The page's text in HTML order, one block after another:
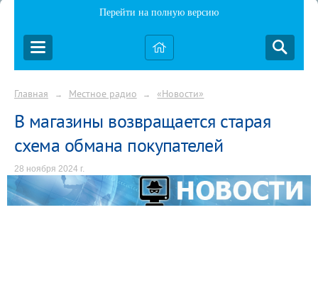
Перейти на полную версию
Главная → Местное радио → «Новости»
В магазины возвращается старая
схема обмана покупателей
28 ноября 2024 г.